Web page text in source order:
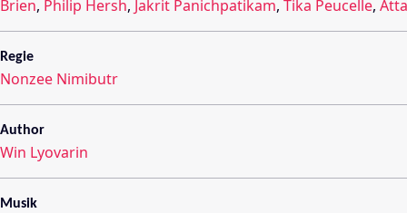
Brien, Philip Hersh, Jakrit Panichpatikam, Tika Peucelle,
Regie
Nonzee Nimibutr
Author
Win Lyovarin
Musik